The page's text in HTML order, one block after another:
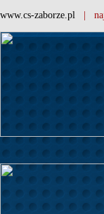
www.cs-zaborze.pl |